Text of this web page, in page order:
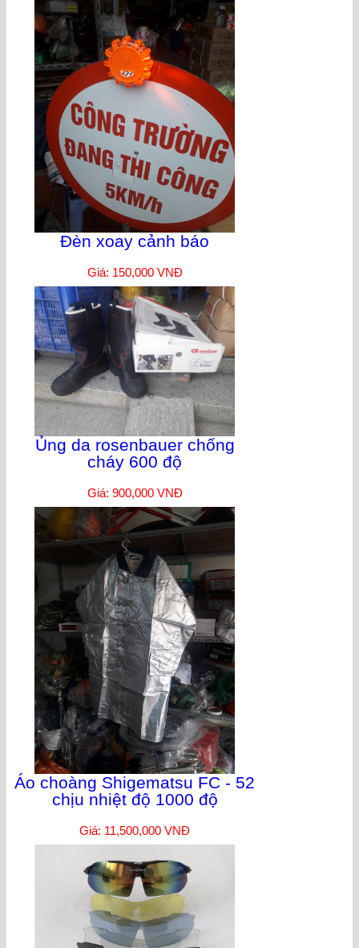
Đèn xoay cảnh báo
Giá: 150,000 VNĐ
Ủng da rosenbauer chống
cháy 600 độ
Giá: 900,000 VNĐ
Áo choàng Shigematsu FC - 52
chịu nhiệt độ 1000 độ
Giá: 11,500,000 VNĐ